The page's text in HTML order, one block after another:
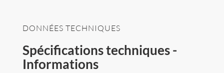
DONNÉES TECHNIQUES
Spécifications techniques -
Informations